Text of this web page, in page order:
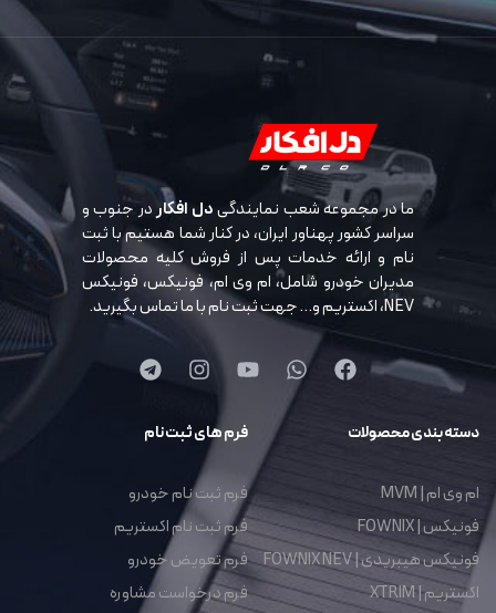
ما در مجموعه شعب نمایندگیدل افکاردر جنوب و
سراسر کشور پهناور ایران، در کنار شما هستیم با ثبت
نام و ارائه خدمات پس از فروش کلیه محصولات
مدیران خودرو شامل، ام وی ام، فونیکس، فونیکس
NEV، اکستریم و… جهت ثبت نام با ما تماس بگیرید.
دسته بندی محصولات
ام وی ام | MVM
فونیکس | FOWNIX
فونیکس هیبریدی | FOWNIX NEV
اکستریم | XTRIM
فرم های ثبت نام
فرم ثبت نام خودرو
فرم ثبت نام اکستریم
فرم تعویض خودرو
فرم درخواست مشاوره